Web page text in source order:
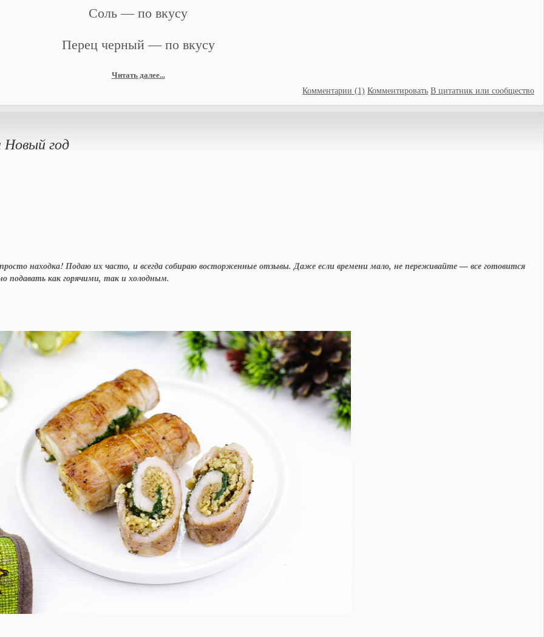
Соль — по вкусу
Перец черный — по вкусу
Читать далее...
Комментарии (1) Комментировать В цитатник или сообщество
Новый год
находка! Подаю их часто, и всегда собираю восторженные отзывы. Даже если времени мало, не переживайте — все готовится
как горячими, так и холодным.